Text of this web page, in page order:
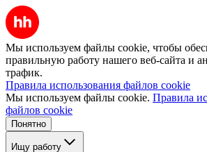
Мы используем файлы cookie, чтобы
правильную работу нашего веб-сайта и
трафик.
Правила использования файлов cookie
Мы используем файлы cookie. Правила
файлов cookie
Понятно
Ищу работу